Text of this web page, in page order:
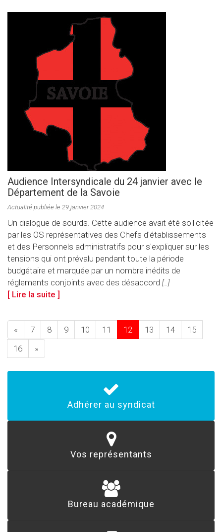
Audience Intersyndicale du 24 janvier avec le
Département de la Savoie
Actualité publiée le 29 janvier 2024
Un dialogue de sourds. Cette audience avait été sollicitée
par les OS représentatives des Chefs d'établissements
et des Personnels administratifs pour s'expliquer sur les
tensions qui ont prévalu pendant toute la période
budgétaire et marquée par un nombre inédits de
réglements conjoints avec des désaccord […]
[ Lire la suite ]
« 7 8 9 10 11 12 13 14
15
16
»
Adhérer au syndicat
Vos représentants
Bureau académique